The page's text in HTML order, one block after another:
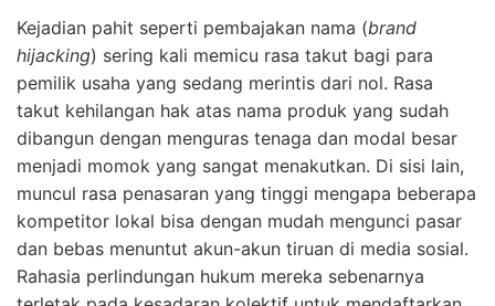
Kejadian pahit seperti pembajakan nama (brand
hijacking) sering kali memicu rasa takut bagi para
pemilik usaha yang sedang merintis dari nol. Rasa
takut kehilangan hak atas nama produk yang sudah
dibangun dengan menguras tenaga dan modal besar
menjadi momok yang sangat menakutkan. Di sisi lain,
muncul rasa penasaran yang tinggi mengapa beberapa
kompetitor lokal bisa dengan mudah mengunci pasar
dan bebas menuntut akun-akun tiruan di media sosial.
Rahasia perlindungan hukum mereka sebenarnya